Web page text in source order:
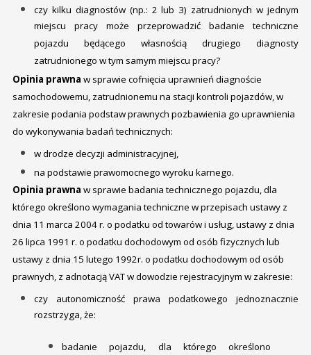
czy kilku diagnostów (np.: 2 lub 3) zatrudnionych w jednym
miejscu pracy może przeprowadzić badanie techniczne
pojazdu będącego własnością drugiego diagnosty
zatrudnionego w tym samym miejscu pracy?
Opinia prawna w sprawie cofnięcia uprawnień diagnoście
samochodowemu, zatrudnionemu na stacji kontroli pojazdów, w
zakresie podania podstaw prawnych pozbawienia go uprawnienia
do wykonywania badań technicznych:
w drodze decyzji administracyjnej,
na podstawie prawomocnego wyroku karnego.
Opinia prawna w sprawie badania technicznego pojazdu, dla
którego określono wymagania techniczne w przepisach ustawy z
dnia 11 marca 2004 r. o podatku od towarów i usług, ustawy z dnia
26 lipca 1991 r. o podatku dochodowym od osób fizycznych lub
ustawy z dnia 15 lutego 1992r. o podatku dochodowym od osób
prawnych, z adnotacją VAT w dowodzie rejestracyjnym w zakresie:
czy autonomiczność prawa podatkowego jednoznacznie
rozstrzyga, że:
badanie pojazdu, dla którego określono